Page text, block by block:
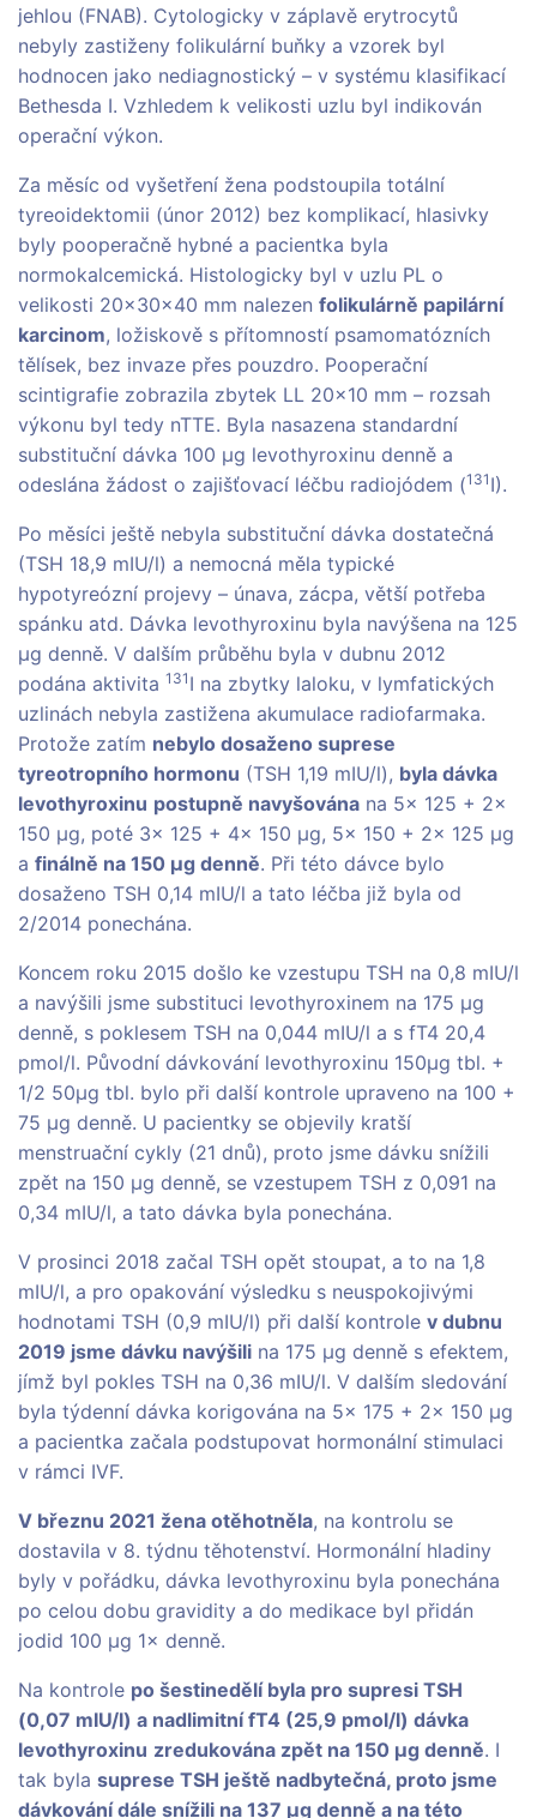
jehlou (FNAB). Cytologicky v záplavě erytrocytů
nebyly zastiženy folikulární buňky a vzorek byl
hodnocen jako nediagnostický – v systému klasifikací
Bethesda I. Vzhledem k velikosti uzlu byl indikován
operační výkon.
Za měsíc od vyšetření žena podstoupila totální
tyreoidektomii (únor 2012) bez komplikací, hlasivky
byly pooperačně hybné a pacientka byla
normokalcemická. Histologicky byl v uzlu PL o
velikosti 20×30×40 mm nalezen folikulárně papilární
karcinom, ložiskově s přítomností psamomatózních
tělísek, bez invaze přes pouzdro. Pooperační
scintigrafie zobrazila zbytek LL 20×10 mm – rozsah
výkonu byl tedy nTTE. Byla nasazena standardní
substituční dávka 100 µg levothyroxinu denně a
odeslána žádost o zajišťovací léčbu radiojódem (131 I).
Po měsíci ještě nebyla substituční dávka dostatečná
(TSH 18,9 mIU/l) a nemocná měla typické
hypotyreózní projevy – únava, zácpa, větší potřeba
spánku atd. Dávka levothyroxinu byla navýšena na 125
µg denně. V dalším průběhu byla v dubnu 2012
podána aktivita 131 I na zbytky laloku, v lymfatických
uzlinách nebyla zastižena akumulace radiofarmaka.
Protože zatím nebylo dosaženo suprese
tyreotropního hormonu (TSH 1,19 mIU/l), byla dávka
levothyroxinu postupně navyšována na 5× 125 + 2×
150 µg, poté 3× 125 + 4× 150 µg, 5× 150 + 2× 125 µg
a finálně na 150 µg denně. Při této dávce bylo
dosaženo TSH 0,14 mIU/l a tato léčba již byla od
2/2014 ponechána.
Koncem roku 2015 došlo ke vzestupu TSH na 0,8 mIU/l
a navýšili jsme substituci levothyroxinem na 175 µg
denně, s poklesem TSH na 0,044 mIU/l a s fT4 20,4
pmol/l. Původní dávkování levothyroxinu 150µg tbl. +
1/2 50µg tbl. bylo při další kontrole upraveno na 100 +
75 µg denně. U pacientky se objevily kratší
menstruační cykly (21 dnů), proto jsme dávku snížili
zpět na 150 µg denně, se vzestupem TSH z 0,091 na
0,34 mIU/l, a tato dávka byla ponechána.
V prosinci 2018 začal TSH opět stoupat, a to na 1,8
mIU/l, a pro opakování výsledku s neuspokojivými
hodnotami TSH (0,9 mIU/l) při další kontrole v dubnu
2019 jsme dávku navýšili na 175 µg denně s efektem,
jímž byl pokles TSH na 0,36 mIU/l. V dalším sledování
byla týdenní dávka korigována na 5× 175 + 2× 150 µg
a pacientka začala podstupovat hormonální stimulaci
v rámci IVF.
V březnu 2021 žena otěhotněla, na kontrolu se
dostavila v 8. týdnu těhotenství. Hormonální hladiny
byly v pořádku, dávka levothyroxinu byla ponechána
po celou dobu gravidity a do medikace byl přidán
jodid 100 µg 1× denně.
Na kontrole po šestinedělí byla pro supresi TSH
(0,07 mIU/l) a nadlimitní fT4 (25,9 pmol/l) dávka
levothyroxinu zredukována zpět na 150 µg denně. I
tak byla suprese TSH ještě nadbytečná, proto jsme
dávkování dále snížili na 137 µg denně a na této